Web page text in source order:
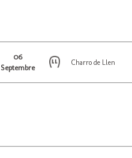
06
Septembre
Charro de Llen